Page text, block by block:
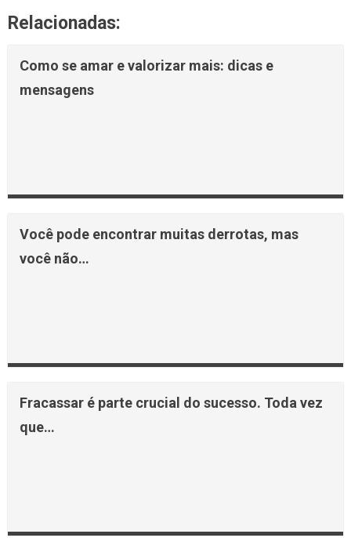
Relacionadas:
Como se amar e valorizar mais: dicas e
mensagens
Você pode encontrar muitas derrotas, mas
você não…
Fracassar é parte crucial do sucesso. Toda vez
que…